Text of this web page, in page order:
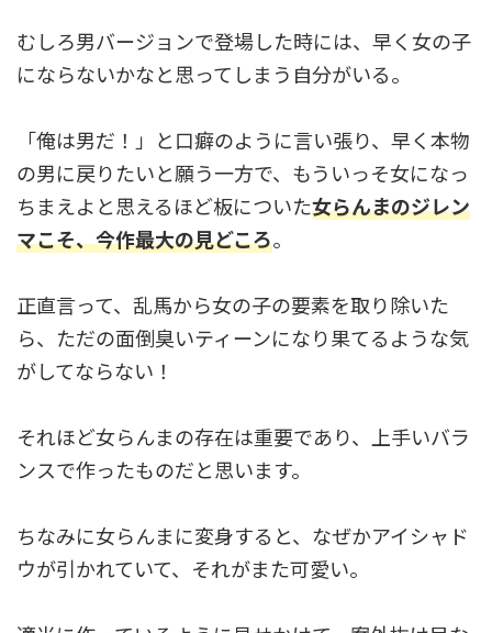
むしろ男バージョンで登場した時には、早く女の子
にならないかなと思ってしまう自分がいる。
「俺は男だ！」と口癖のように言い張り、早く本物
の男に戻りたいと願う一方で、もういっそ女になっ
ちまえよと思えるほど板についた女らんまのジレン
マこそ、今作最大の見どころ。
正直言って、乱馬から女の子の要素を取り除いた
ら、ただの面倒臭いティーンになり果てるような気
がしてならない！
それほど女らんまの存在は重要であり、上手いバラ
ンスで作ったものだと思います。
ちなみに女らんまに変身すると、なぜかアイシャド
ウが引かれていて、それがまた可愛い。